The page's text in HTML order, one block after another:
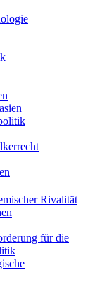
Rivalität
für die